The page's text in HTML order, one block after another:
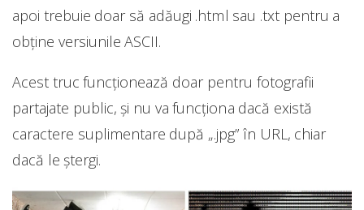
apoi trebuie doar să adăugi .html sau .txt pentru a
obține versiunile ASCII.
Acest truc funcționează doar pentru fotografii
partajate public, și nu va funcționa dacă există
caractere suplimentare după „.jpg” în URL, chiar
dacă le ștergi.